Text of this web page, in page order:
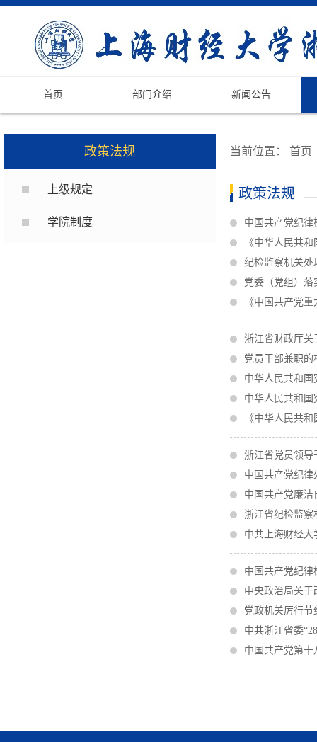
首页 部门介绍 新闻公告
政策法规
上级规定
学院制度
当前位置： 首页
政策法规
中国共产党纪
《中华人民共
纪检监察机关处
党委（党组）
《中国共产党
浙江省财政厅
党员干部兼职的
中华人民共和国
中华人民共和国
《中华人民共
浙江省党员领
中国共产党纪律
中国共产党廉洁
浙江省纪检监
中共上海财经
中国共产党纪
中央政治局关
党政机关厉行节
中共浙江省委
中国共产党第